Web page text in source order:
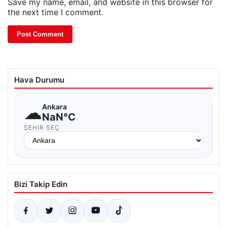
Save my name, email, and website in this browser for
the next time I comment.
Hava Durumu
☁Ankara
NaN°C
ŞEHIR SEÇ
Bizi Takip Edin